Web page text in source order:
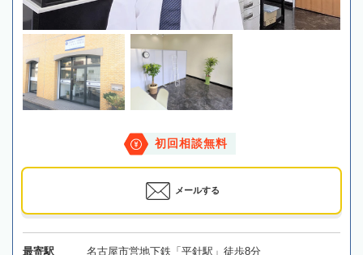
初回相談無料
メールする
最寄駅 名古屋市営地下鉄「平針駅」徒歩8分